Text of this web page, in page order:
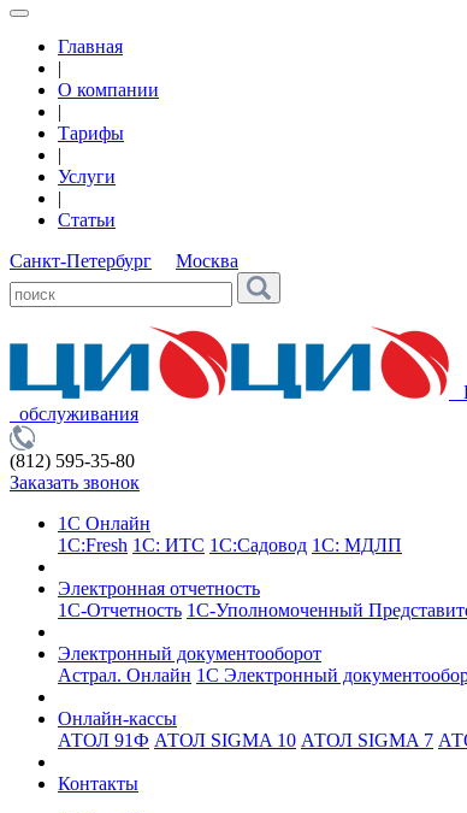
Главная
|
О компании
|
Тарифы
|
Услуги
|
Статьи
Санкт-Петербург
Москва
обслуживания
(812) 595-35-80
Заказать звонок
1С Онлайн
1С:Fresh 1С: ИТС 1С:Садовод 1С: МДЛП
Электронная отчетность
1С-Отчетность 1С-Уполномоченный
Электронный документооборот
Астрал. Онлайн 1С Электронный
Онлайн-кассы
АТОЛ 91Ф АТОЛ SIGMA 10 АТОЛ SIGMA 7
Контакты